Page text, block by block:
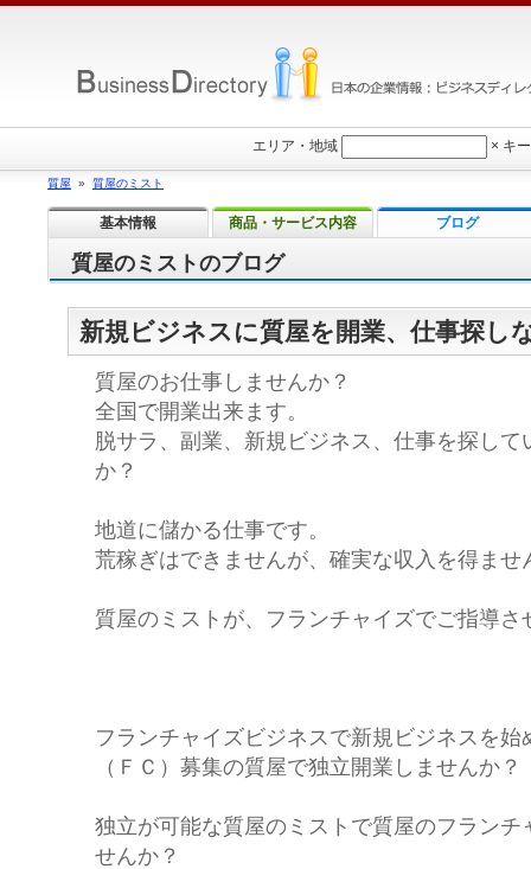
質屋のミストのブログ
新規ビジネスに質屋を開業、仕事探し
質屋のお仕事しませんか？
全国で開業出来ます。
脱サラ、副業、新規ビジネス、仕事を探して
か？
地道に儲かる仕事です。
荒稼ぎはできませんが、確実な収入を得ませ
質屋のミストが、フランチャイズでご指導さ
フランチャイズビジネスで新規ビジネスを始
（ＦＣ）募集の質屋で独立開業しませんか？
独立が可能な質屋のミストで質屋のフランチ
せんか？
エリア・地域 × キ
質屋 » 質屋のミスト
基本情報 商品・サービス内容 ブログ